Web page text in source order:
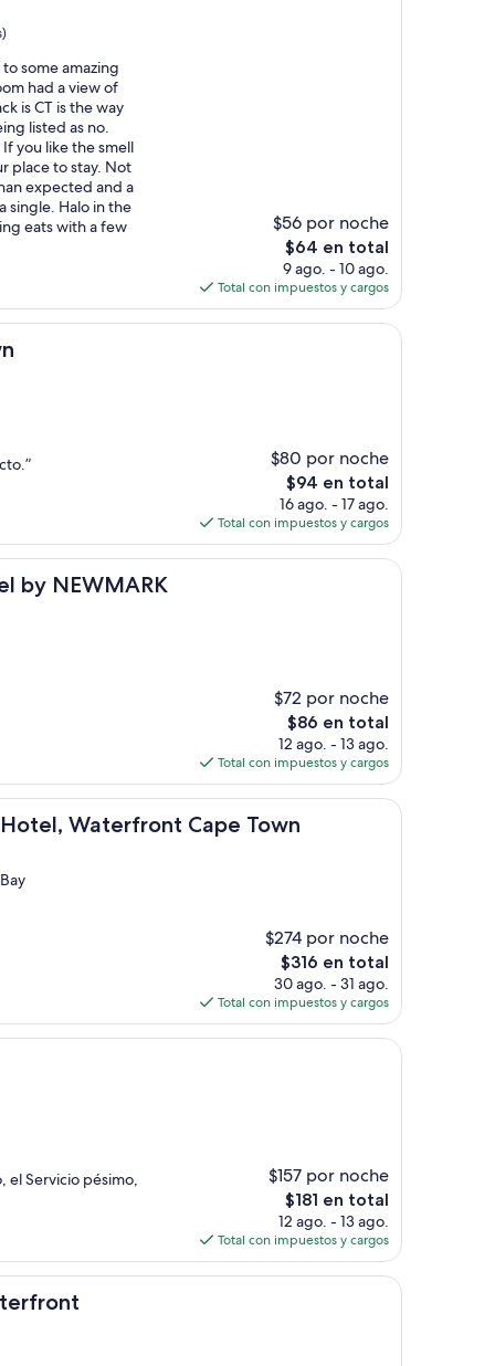
some amazing
had a view of
is CT is the way
listed as no.
you like the smell
place to stay. Not
expected and a
single. Halo in the
eats with a few
$56 por noche
El
precio
actual
es
de
$64 en total
9 ago. - 10 ago.
Total con impuestos y cargos
$80 por noche
El
precio
actual
es
de
$94 en total
16 ago. - 17 ago.
Total con impuestos y cargos
by NEWMARK
$72 por noche
El
precio
actual
es
de
$86
$86 en total
12 ago. - 13 ago.
Total con impuestos y cargos
Waterfront Cape Town
Cape Town
$274 por noche
El
precio
actual
es
de
$316 en total
30 ago. - 31 ago.
Total con impuestos y cargos
el Servicio pésimo,
$157 por noche
El
precio
actual
es
de
$181 en total
12 ago. - 13 ago.
Total con impuestos y cargos